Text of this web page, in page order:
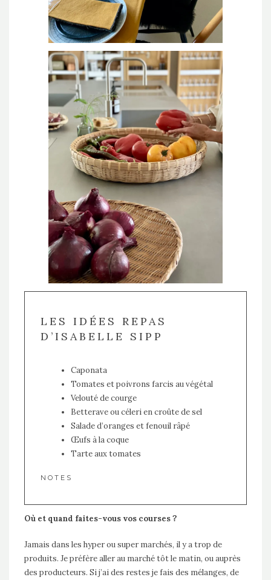
LES IDÉES REPAS
D’ISABELLE SIPP
Caponata
Tomates et poivrons farcis au végétal
Velouté de courge
Betterave ou céleri en croûte de sel
Salade d’oranges et fenouil râpé
Œufs à la coque
Tarte aux tomates
NOTES
Où et quand faites-vous vos courses ?
Jamais dans les hyper ou super marchés, il y a trop de
produits. Je préfère aller au marché tôt le matin, ou auprès
des producteurs. Si j’ai des restes je fais des mélanges, de